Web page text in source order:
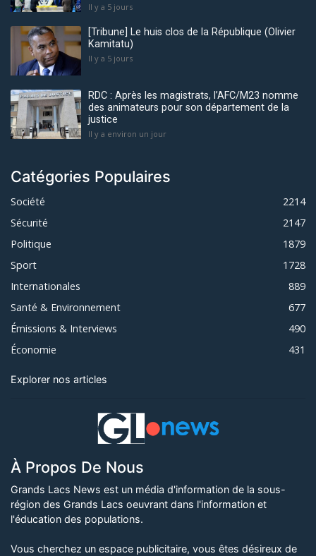
Il y a 5 jours
[Tribune] Le huis clos de la République (Olivier
Kamitatu)
Il y a 5 jours
RDC : Après les magistrats, l’AFC/M23 nomme
des animateurs pour son département de la
justice
Il y a environ un jour
Catégories Populaires
Société
2214
Sécurité
2147
Politique
1879
Sport
1728
Internationales
889
Santé & Environnement
677
Émissions & Interviews
490
Économie
431
Explorer nos articles
À Propos De Nous
Grands Lacs News est un média d'information de la sous-
région des Grands Lacs oeuvrant dans l'information et
l'éducation des populations.
Vous cherchez un espace publicitaire, vous êtes désireux de